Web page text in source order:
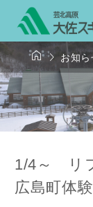
 お知
1/4～ リ
広島町体